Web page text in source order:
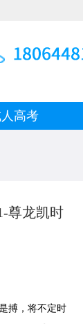
高考
尊龙凯时
搏，将不定时